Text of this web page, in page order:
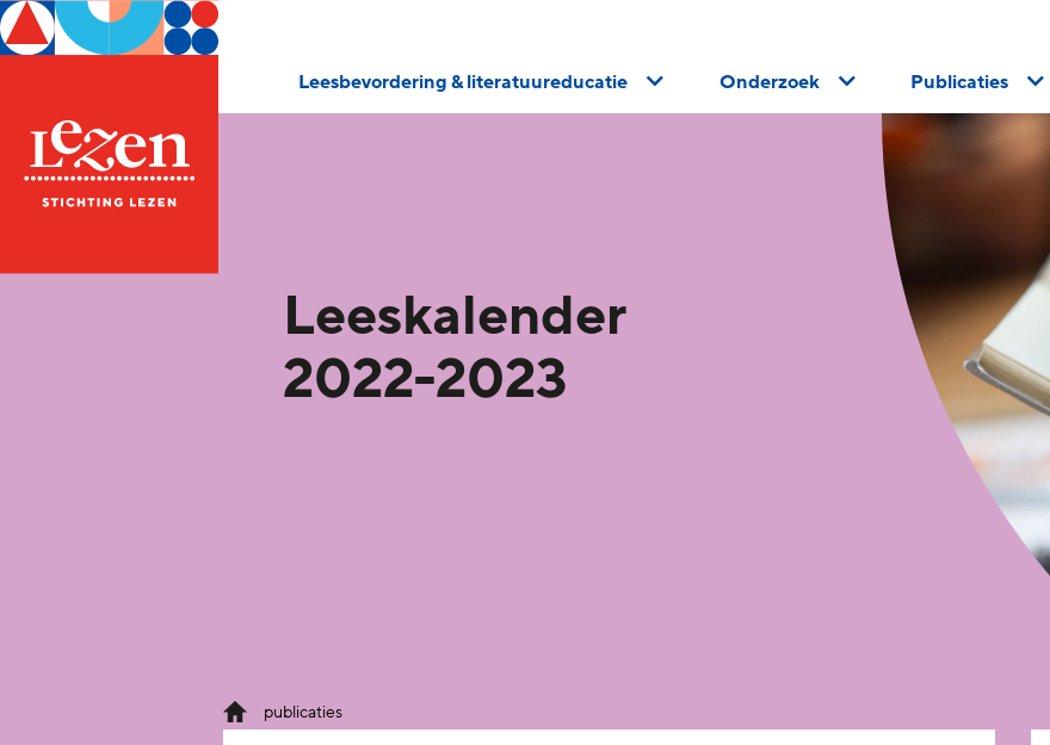
Leesbevordering & literatuureducatie Onderzoek Publicaties
Leeskalender
2022-2023
publicaties